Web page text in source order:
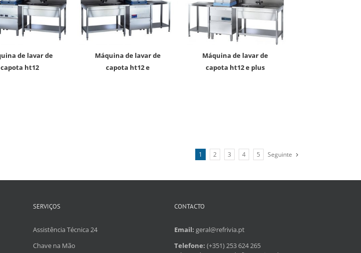
capota ht12
máquina de lavar de
capota ht12 e
máquina de lavar de
capota ht12 e plus
1 2 3 4 5 Seguinte
SERVIÇOS
Assistência Técnica 24
Chave na Mão
CONTACTO
Email: geral@refrivia.pt
Telefone: (+351) 253 624 265